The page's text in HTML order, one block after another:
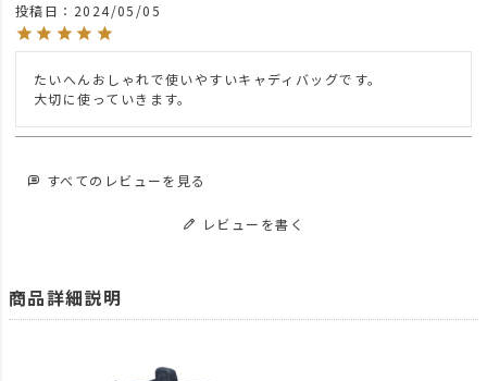
news AS2OV GOLF FINETEX トート＆ショルダー
news
BRAND AS2OV アッソブ
投稿日 2024/05/05
たいへんおしゃれで使いやすいキャディバッグです。
大切に使っていきます。
すべてのレビューを見る
レビューを書く
商品詳細説明